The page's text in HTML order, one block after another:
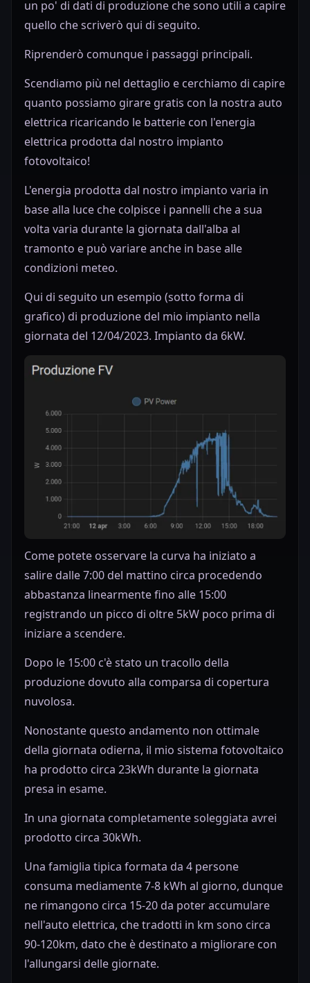
un po' di dati di produzione che sono utili a capire
quello che scriverò qui di seguito.
Riprenderò comunque i passaggi principali.
Scendiamo più nel dettaglio e cerchiamo di capire
quanto possiamo girare gratis con la nostra auto
elettrica ricaricando le batterie con l'energia
elettrica prodotta dal nostro impianto
fotovoltaico!
L'energia prodotta dal nostro impianto varia in
base alla luce che colpisce i pannelli che a sua
volta varia durante la giornata dall'alba al
tramonto e può variare anche in base alle
condizioni meteo.
Qui di seguito un esempio (sotto forma di
grafico) di produzione del mio impianto nella
giornata del 12/04/2023. Impianto da 6kW.
Come potete osservare la curva ha iniziato a
salire dalle 7:00 del mattino circa procedendo
abbastanza linearmente fino alle 15:00
registrando un picco di oltre 5kW poco prima di
iniziare a scendere.
Dopo le 15:00 c'è stato un tracollo della
produzione dovuto alla comparsa di copertura
nuvolosa.
Nonostante questo andamento non ottimale
della giornata odierna, il mio sistema fotovoltaico
ha prodotto circa 23kWh durante la giornata
presa in esame.
In una giornata completamente soleggiata avrei
prodotto circa 30kWh.
Una famiglia tipica formata da 4 persone
consuma mediamente 7-8 kWh al giorno, dunque
ne rimangono circa 15-20 da poter accumulare
nell'auto elettrica, che tradotti in km sono circa
90-120km, dato che è destinato a migliorare con
l'allungarsi delle giornate.